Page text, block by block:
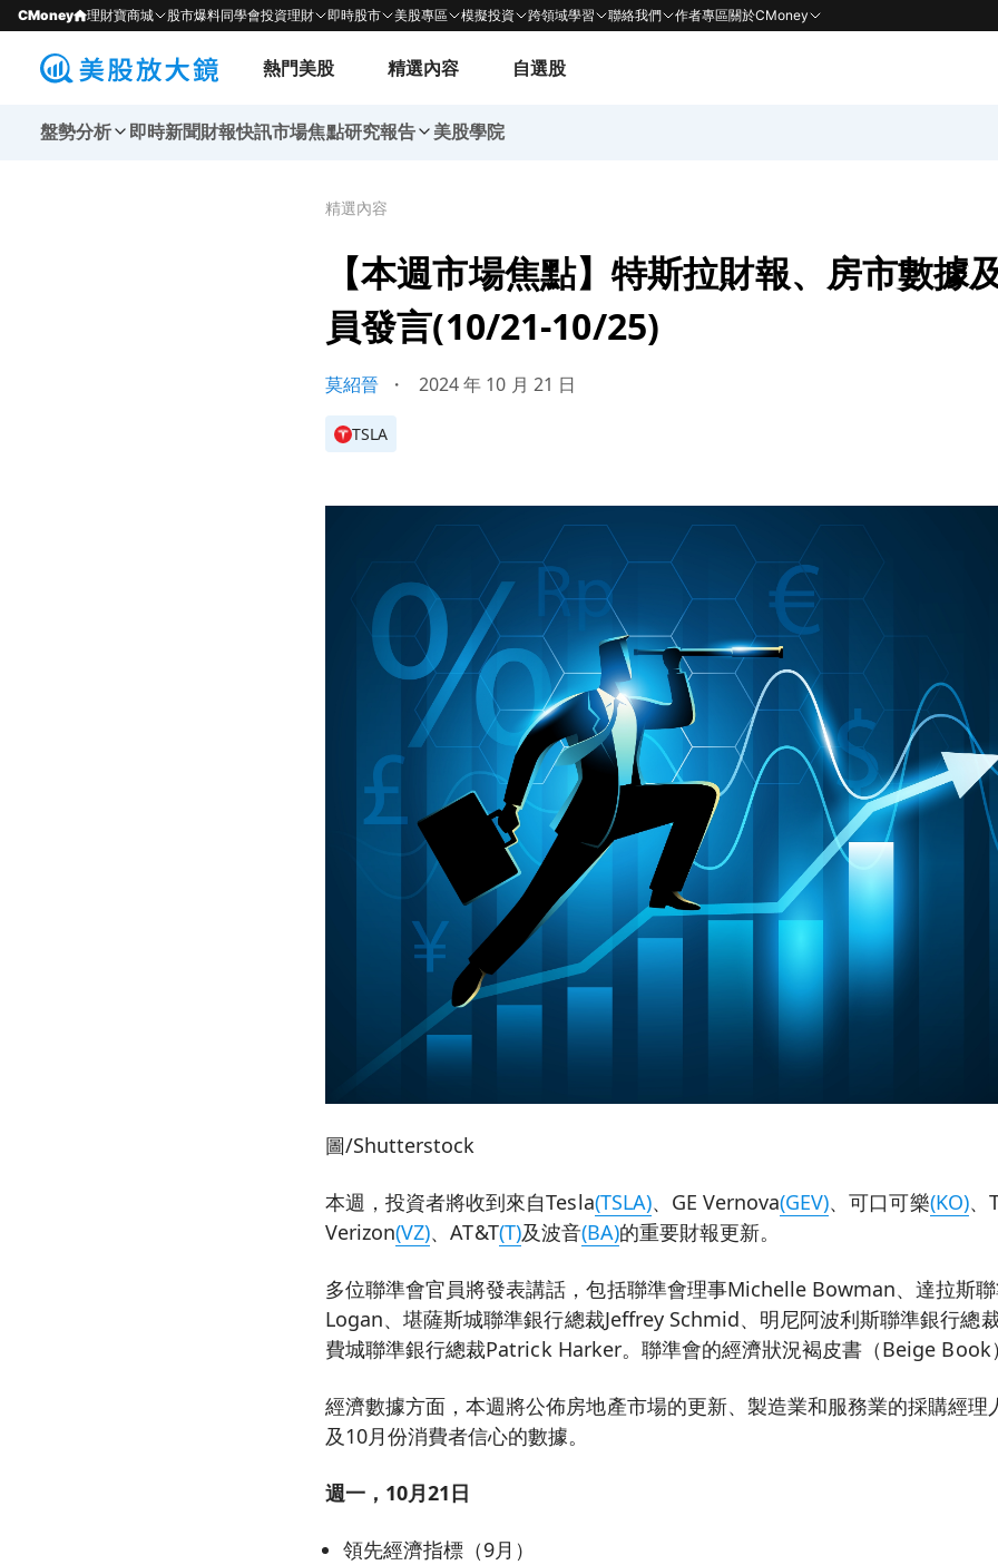
CMoney 理財寶商城 股市爆料同學會投資理財 即時股市 美股專區 模擬投資 跨領域學習 聯絡我們 作者專區關於CMoney
熱門美股 精選內容 自選股
盤勢分析 即時新聞財報快訊市場焦點研究報告 美股學院
精選內容
【本週市場焦點】特斯拉財報、房市數據
員發言(10/21-10/25)
莫紹晉 ・ 2024 年 10 月 21 日
TSLA
圖/Shutterstock
本週，投資者將收到來自Tesla(TSLA)、GE Vernova(GEV)、可口可樂(KO)、
Verizon(VZ)、AT&T(T)及波音(BA)的重要財報更新。
多位聯準會官員將發表講話，包括聯準會理事Michelle Bowman、達拉斯
Logan、堪薩斯城聯準銀行總裁Jeffrey Schmid、明尼阿波利斯聯準銀行總
費城聯準銀行總裁Patrick Harker。聯準會的經濟狀況褐皮書（Beige Book
經濟數據方面，本週將公佈房地產市場的更新、製造業和服務業的採購經理
及10月份消費者信心的數據。
週一，10月21日
領先經濟指標（9月）